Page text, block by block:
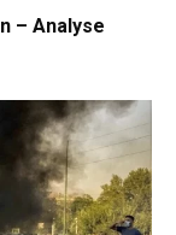
– Analyse